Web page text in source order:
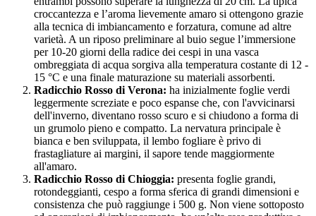
croccantezza e l’aroma lievemente amaro si ottengono grazie
alla tecnica di imbiancamento e forzatura, comune ad altre
varietà. A un riposo preliminare al buio segue l’immersione
per 10-20 giorni della radice dei cespi in una vasca
ombreggiata di acqua sorgiva alla temperatura costante di 12 -
15 °C e una finale maturazione su materiali assorbenti.
Radicchio Rosso di Verona: ha inizialmente foglie verdi
leggermente screziate e poco espanse che, con l'avvicinarsi
dell'inverno, diventano rosso scuro e si chiudono a forma di
un grumolo pieno e compatto. La nervatura principale è
bianca e ben sviluppata, il lembo fogliare è privo di
frastagliature ai margini, il sapore tende maggiormente
all'amaro.
Radicchio Rosso di Chioggia: presenta foglie grandi,
rotondeggianti, cespo a forma sferica di grandi dimensioni e
consistenza che può raggiunge i 500 g. Non viene sottoposto